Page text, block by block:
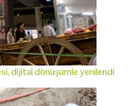
dijital dönüşümle yenilendi